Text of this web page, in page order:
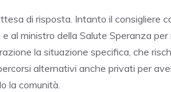
di risposta. Intanto il consigliere
al ministro della Salute Speranza
la situazione specifica, che
alternativi anche privati per
la comunità.